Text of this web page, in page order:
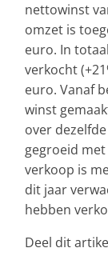
nettowinst
omzet is
euro. In
verkocht
euro. Vanaf
winst
over
gegroeid met
verkoop is
dit jaar
hebben
Deel dit